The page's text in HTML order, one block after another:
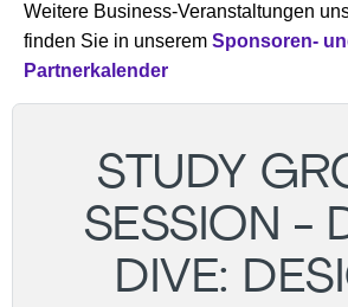
Weitere Business-Veranstaltungen
finden Sie in unserem Sponsoren-
Partnerkalender
STUDY
SESSION -
DIVE: